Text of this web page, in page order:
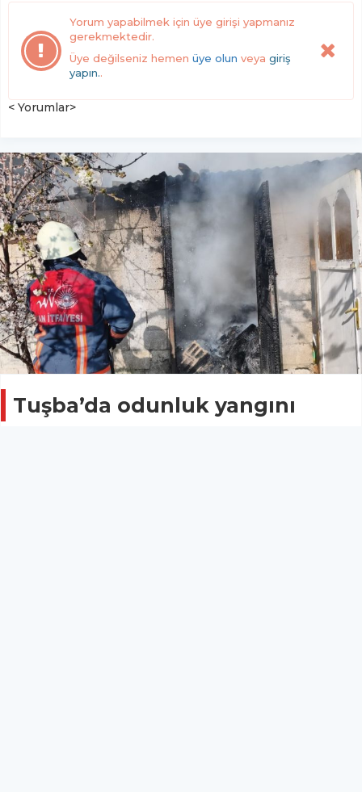
Yorum yapabilmek için üye girişi yapmanız
gerekmektedir.
Üye değilseniz hemen üye olun veya giriş
yapın..
< Yorumlar>
Tuşba’da odunluk yangını